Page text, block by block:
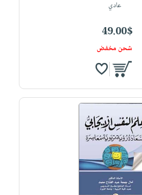
عادي
49.00$
شحن مخفض